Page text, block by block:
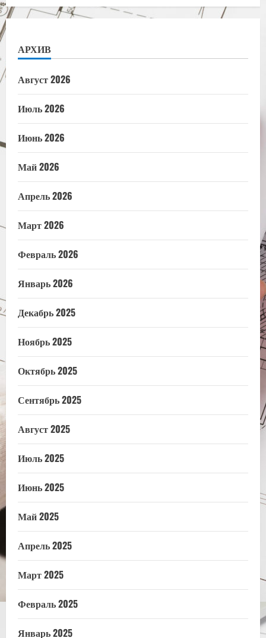
АРХИВ
Август 2026
Июль 2026
Июнь 2026
Май 2026
Апрель 2026
Март 2026
Февраль 2026
Январь 2026
Декабрь 2025
Ноябрь 2025
Октябрь 2025
Сентябрь 2025
Август 2025
Июль 2025
Июнь 2025
Май 2025
Апрель 2025
Март 2025
Февраль 2025
Январь 2025